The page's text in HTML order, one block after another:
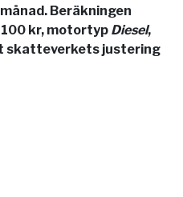
Beräkningen
kr, motortyp Diesel,
skatteverkets justering